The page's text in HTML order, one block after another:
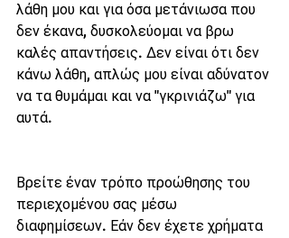
λάθη μου και για όσα μετάνιωσα που
δεν έκανα, δυσκολεύομαι να βρω
καλές απαντήσεις. Δεν είναι ότι δεν
κάνω λάθη, απλώς μου είναι αδύνατον
να τα θυμάμαι και να "γκρινιάζω" για
αυτά.
Βρείτε έναν τρόπο προώθησης του
περιεχομένου σας μέσω
διαφημίσεων. Εάν δεν έχετε χρήματα